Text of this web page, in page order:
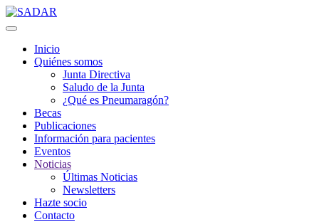
Inicio
Quiénes somos
Junta Directiva
Saludo de la Junta
¿Qué es Pneumaragón?
Becas
Publicaciones
Información para pacientes
Eventos
Noticias
Últimas Noticias
Newsletters
Hazte socio
Contacto